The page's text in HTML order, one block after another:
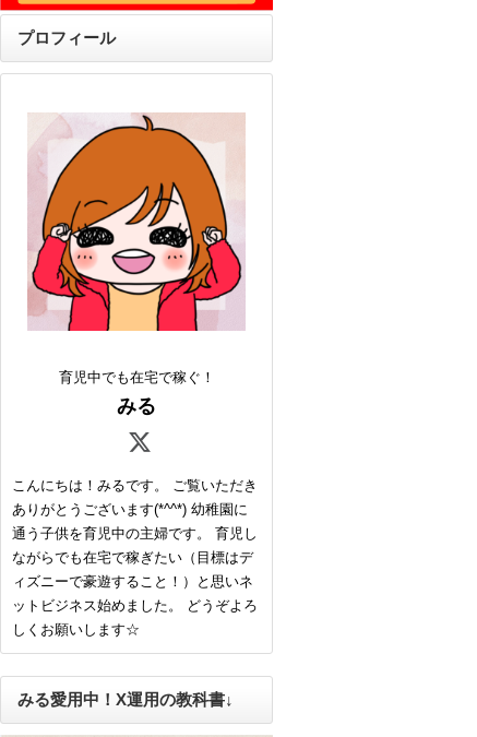
プロフィール
育児中でも在宅で稼ぐ！
みる
こんにちは！みるです。 ご覧いただき
ありがとうございます(*^^*) 幼稚園に
通う子供を育児中の主婦です。 育児し
ながらでも在宅で稼ぎたい（目標はデ
ィズニーで豪遊すること！）と思いネ
ットビジネス始めました。 どうぞよろ
しくお願いします☆
みる愛用中！X運用の教科書↓